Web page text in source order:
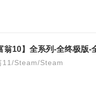
11/Steam/Steam